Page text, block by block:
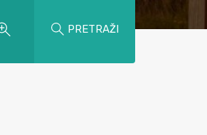
PRETRAŽI